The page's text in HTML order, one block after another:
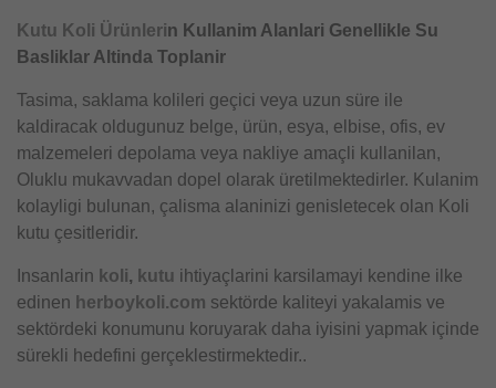
Kutu Koli Ürünlerin Kullanim Alanlari Genellikle Su
Basliklar Altinda Toplanir
Tasima, saklama kolileri geçici veya uzun süre ile
kaldiracak oldugunuz belge, ürün, esya, elbise, ofis, ev
malzemeleri depolama veya nakliye amaçli kullanilan,
Oluklu mukavvadan dopel olarak üretilmektedirler. Kulanim
kolayligi bulunan, çalisma alaninizi genisletecek olan Koli
kutu çesitleridir.
Insanlarin koli, kutu ihtiyaçlarini karsilamayi kendine ilke
edinen herboykoli.com sektörde kaliteyi yakalamis ve
sektördeki konumunu koruyarak daha iyisini yapmak içinde
sürekli hedefini gerçeklestirmektedir..